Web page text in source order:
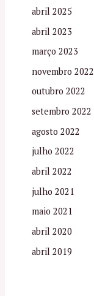
abril 2025
abril 2023
março 2023
novembro 2022
outubro 2022
setembro 2022
agosto 2022
julho 2022
abril 2022
julho 2021
maio 2021
abril 2020
abril 2019